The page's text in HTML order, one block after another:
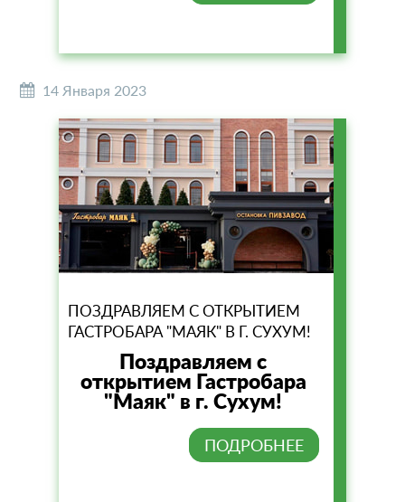
14 Января 2023
ПОЗДРАВЛЯЕМ С ОТКРЫТИЕМ
ГАСТРОБАРА "МАЯК" В Г. СУХУМ!
Поздравляем с
открытием Гастробара
"Маяк" в г. Сухум!
ПОДРОБНЕЕ